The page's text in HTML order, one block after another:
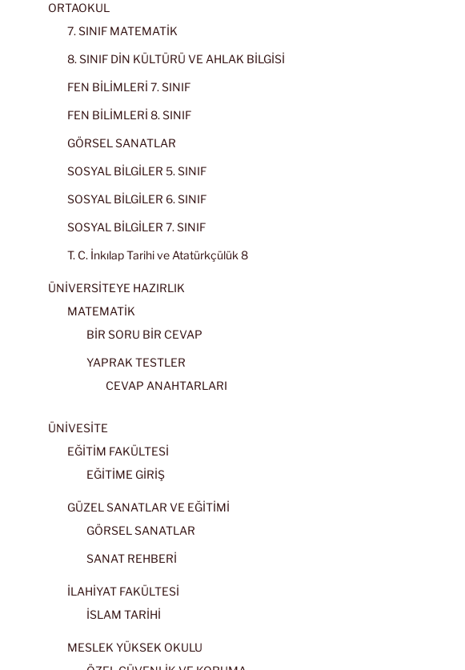
ORTAOKUL
7. SINIF MATEMATİK
8. SINIF DİN KÜLTÜRÜ VE AHLAK BİLGİSİ
FEN BİLİMLERİ 7. SINIF
FEN BİLİMLERİ 8. SINIF
GÖRSEL SANATLAR
SOSYAL BİLGİLER 5. SINIF
SOSYAL BİLGİLER 6. SINIF
SOSYAL BİLGİLER 7. SINIF
T. C. İnkılap Tarihi ve Atatürkçülük 8
ÜNİVERSİTEYE HAZIRLIK
MATEMATİK
BİR SORU BİR CEVAP
YAPRAK TESTLER
CEVAP ANAHTARLARI
ÜNİVESİTE
EĞİTİM FAKÜLTESİ
EĞİTİME GİRİŞ
GÜZEL SANATLAR VE EĞİTİMİ
GÖRSEL SANATLAR
SANAT REHBERİ
İLAHİYAT FAKÜLTESİ
İSLAM TARİHİ
MESLEK YÜKSEK OKULU